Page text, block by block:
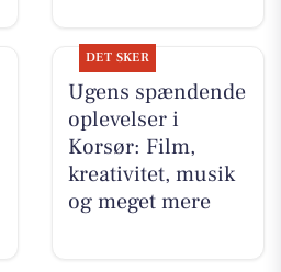
DET SKER
Ugens spændende
oplevelser i
Korsør: Film,
kreativitet, musik
og meget mere